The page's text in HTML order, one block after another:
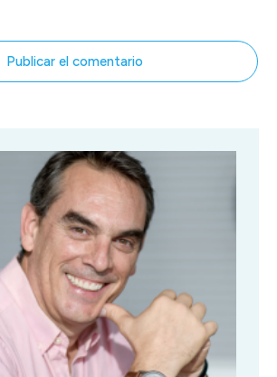
Publicar el comentario